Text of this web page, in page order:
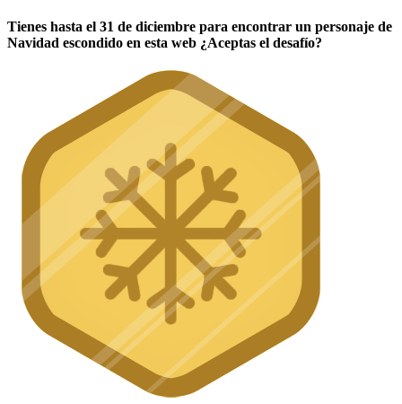
Tienes hasta el 31 de diciembre para encontrar un personaje de
Navidad escondido en esta web ¿Aceptas el desafío?